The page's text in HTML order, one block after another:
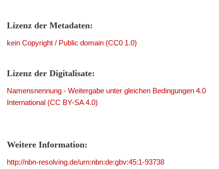
Lizenz der Metadaten:
kein Copyright / Public domain (CC0 1.0)
Lizenz der Digitalisate:
Namensnennung - Weitergabe unter gleichen Bedingungen 4.0
International (CC BY-SA 4.0)
Weitere Information:
http://nbn-resolving.de/urn:nbn:de:gbv:45:1-93738